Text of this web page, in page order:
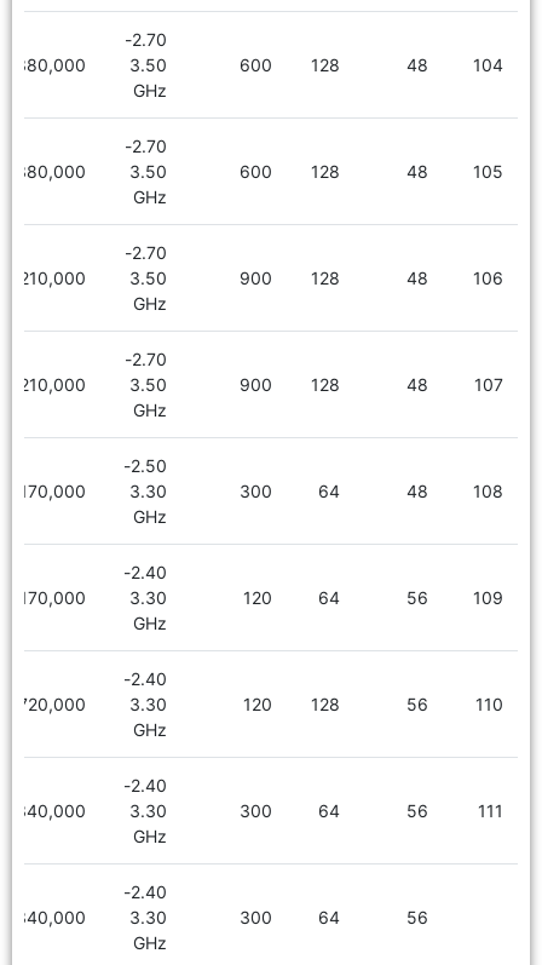
104
48
128
600
2.70-
3.50
GHz
6,380,000
105
48
128
600
2.70-
3.50
GHz
6,380,000
106
48
128
900
2.70-
3.50
GHz
6,210,000
107
48
128
900
2.70-
3.50
GHz
6,210,000
108
48
64
300
2.50-
3.30
GHz
5,170,000
109
56
64
120
2.40-
3.30
GHz
5,170,000
110
56
128
120
2.40-
3.30
GHz
6,720,000
111
56
64
300
2.40-
3.30
GHz
5,340,000
56
64
300
2.40-
3.30
GHz
5,340,000